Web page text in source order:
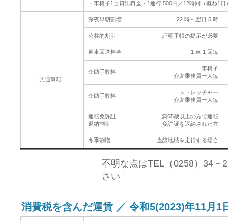
・車椅子1台貸出料金・1運行 500円／12時間（概ね1日
共通事項
深夜早朝割増 22 時～翌日 5 時
公共的割引 証明手帳の提示が必要
迎車回送料金 1 車 1 回毎
介助手数料
車椅子
介助乗務員一人毎
介助手数料
ストレッチャー
介助乗務員一人毎
運転免許証
返納割引
満65歳以上の方で運転
免許証を返納された方
冬季割増 当該地域を走行する場合
不明な点はTEL（0258）34－
さい
消費税を含んだ運賃 ／ 令和5(2023)年11月1